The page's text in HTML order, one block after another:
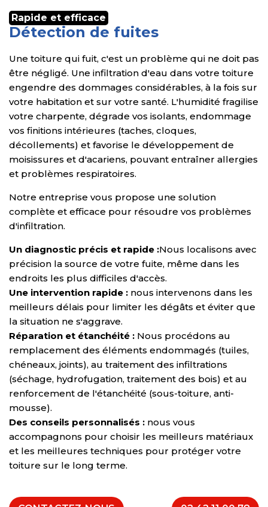
Rapide et efficace
Détection de fuites
Une toiture qui fuit, c'est un problème qui ne doit pas
être négligé. Une infiltration d'eau dans votre toiture
engendre des dommages considérables, à la fois sur
votre habitation et sur votre santé. L'humidité fragilise
votre charpente, dégrade vos isolants, endommage
vos finitions intérieures (taches, cloques,
décollements) et favorise le développement de
moisissures et d'acariens, pouvant entraîner allergies
et problèmes respiratoires.
Notre entreprise vous propose une solution
complète et efficace pour résoudre vos problèmes
d'infiltration.
Un diagnostic précis et rapide :Nous localisons avec
précision la source de votre fuite, même dans les
endroits les plus difficiles d'accès.
Une intervention rapide : nous intervenons dans les
meilleurs délais pour limiter les dégâts et éviter que
la situation ne s'aggrave.
Réparation et étanchéité : Nous procédons au
remplacement des éléments endommagés (tuiles,
chéneaux, joints), au traitement des infiltrations
(séchage, hydrofugation, traitement des bois) et au
renforcement de l'étanchéité (sous-toiture, anti-
mousse).
Des conseils personnalisés : nous vous
accompagnons pour choisir les meilleurs matériaux
et les meilleures techniques pour protéger votre
toiture sur le long terme.